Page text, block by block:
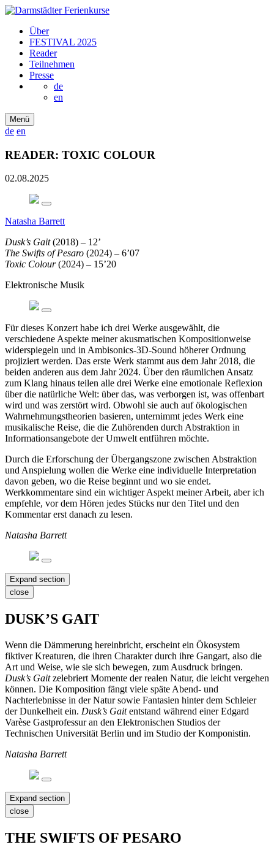
Über
FESTIVAL 2025
Reader
Teilnehmen
Presse
de
en
Menü
de en
READER: TOXIC COLOUR
02.08.2025
Natasha Barrett
Dusk’s Gait(2018) – 12’
The Swifts of Pesaro (2024) – 6’07
Toxic Colour(2024) – 15’20
Elektronische Musik
Für dieses Konzert habe ich drei Werke ausgewählt, die
verschiedene Aspekte meiner akusmatischen Kompositionweise
widerspiegeln und in Ambisonics-3D-Sound höherer Ordnung
projiziert werden. Das erste Werk stammt aus dem Jahr 2018, die
beiden anderen aus dem Jahr 2024. Über den räumlichen Ansatz
zum Klang hinaus teilen alle drei Werke eine emotionale Reflexion
über die natürliche Welt: über das, was verborgen ist, was offenbart
wird und was zerstört wird. Obwohl sie auch auf ökologischen
Wahrnehmungstheorien basieren, unternimmt jedes Werk eine
musikalische Reise, die die Zuhörenden durch Abstraktion in
Informationsangebote der Umwelt entführen möchte.
Durch die Erforschung der Übergangszone zwischen Abstraktion
und Anspielung wollen die Werke eine individuelle Interpretation
davon geben, wo die Reise beginnt und wo sie endet.
Werkkommentare sind ein wichtiger Aspekt meiner Arbeit, aber ich
empfehle, vor dem Hören jedes Stücks nur den Titel und den
Kommentar erst danach zu lesen.
Natasha Barrett
Expand section
close
DUSK’S GAIT
Wenn die Dämmerung hereinbricht, erscheint ein Ökosystem
fiktiver Kreaturen, die ihren Charakter durch ihre Gangart, also die
Art und Weise, wie sie sich bewegen, zum Ausdruck bringen.
Dusk’s Gaitzelebriert Momente der realen Natur, die leicht vergehen
können. Die Komposition fängt viele späte Abend- und
Nachterlebnisse in der Natur sowie Fantasien hinter dem Schleier
der Dunkelheit ein. Dusk’s Gaitentstand während einer Edgard
Varèse Gastprofessur an den Elektronischen Studios der
Technischen Universität Berlin und im Studio der Komponistin.
Natasha Barrett
Expand section
close
THE SWIFTS OF PESARO